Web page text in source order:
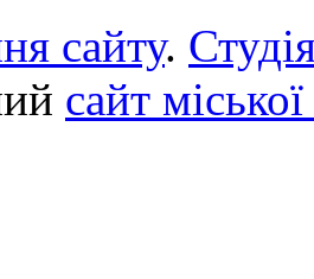
сайту.
сайт